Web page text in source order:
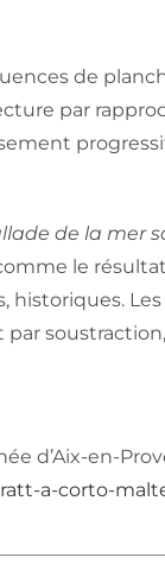
de
par
de la mer
le
historiques.
d’Aix-en-
a-corto-